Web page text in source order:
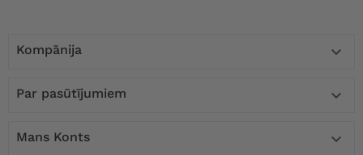
Kompānija 
Par pasūtījumiem 
Mans Konts 